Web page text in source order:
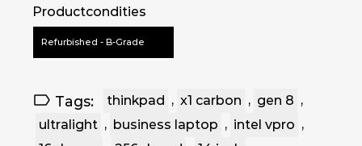
Productcondities
Refurbished - B-Grade
Tags: thinkpad , x1 carbon , gen 8 ,
ultralight , business laptop , intel vpro ,